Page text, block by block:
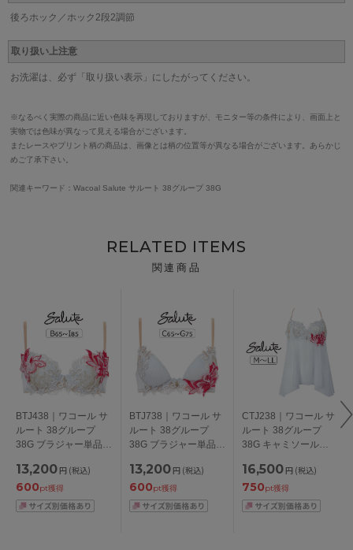
後ろホック／ホック2段2調節
取り扱い上注意
お洗濯は、必ず「取り扱い表示」にしたがってください。
※なるべく実際の商品に近い色味を再現しておりますが、モニター等の条件により、画面上と
実物では色味が異なって見える場合がございます。
またレースやプリント柄の商品は、画像とは柄の位置等が異なる場合がございます。あらかじ
めご了承下さい。
関連キーワード：Wacoal Salute サルート 38グループ 38G
RELATED ITEMS
関連商品
BTJ438｜ワコール サ
ルート 38グループ
38G ブラジャー単品
BCDEFGHIカップ ア
ンダー
65/70/75/80/85cm
13,200 円 (税込)
600pt獲得
BTJ738｜ワコール サ
ルート 38グループ
38G ブラジャー単品
スブラ CDEFGカップ
アンダー 65/70/75cm
13,200 円 (税込)
600pt獲得
CTJ238｜ワコール サ
ルート 38グループ
38G キャミソール
16,500 円 (税込)
750pt獲得